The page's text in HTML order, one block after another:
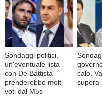
Sondaggi politici,
un'eventuale lista
con De Battista
prenderebbe molti
voti dal M5s
calo,
supera